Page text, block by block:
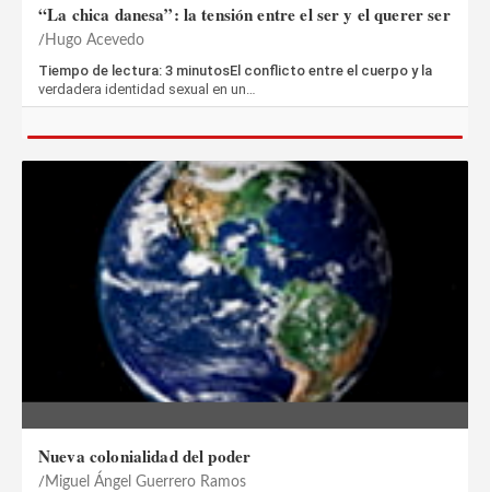
“La chica danesa”: la tensión entre el ser y el querer ser
Hugo Acevedo
Tiempo de lectura: 3 minutosEl conflicto entre el cuerpo y la
verdadera identidad sexual en un…
Nueva colonialidad del poder
Miguel Ángel Guerrero Ramos